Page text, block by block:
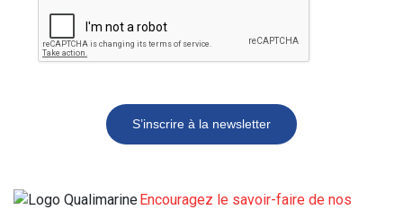
S’inscrire à la newsletter
Encouragez le savoir-faire de nos